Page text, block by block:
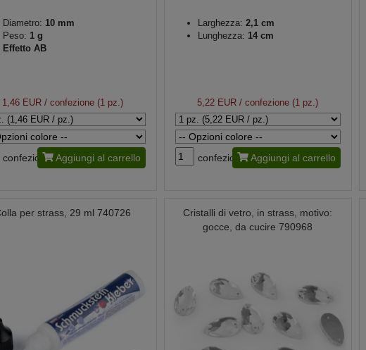
Diametro: 10 mm
Peso: 1 g
Effetto AB
1,46 EUR / confezione (1 pz.)
confezione Aggiungi al carrello
Larghezza: 2,1 cm
Lunghezza: 14 cm
5,22 EUR / confezione (1 pz.)
confezione Aggiungi al carrello
per strass, 29 ml 740726
Cristalli di vetro, in strass, motivo:
gocce, da cucire 790968